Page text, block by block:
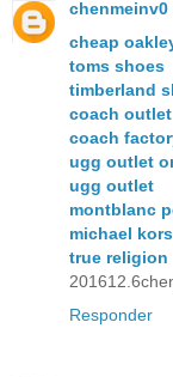
chenmeinv0
cheap
toms shoes
timberland
coach outlet
coach
ugg outlet
ugg outlet
montblanc
michael
true religion
Responder